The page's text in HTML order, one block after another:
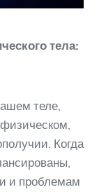
тела:
теле,
Когда
и проблемам